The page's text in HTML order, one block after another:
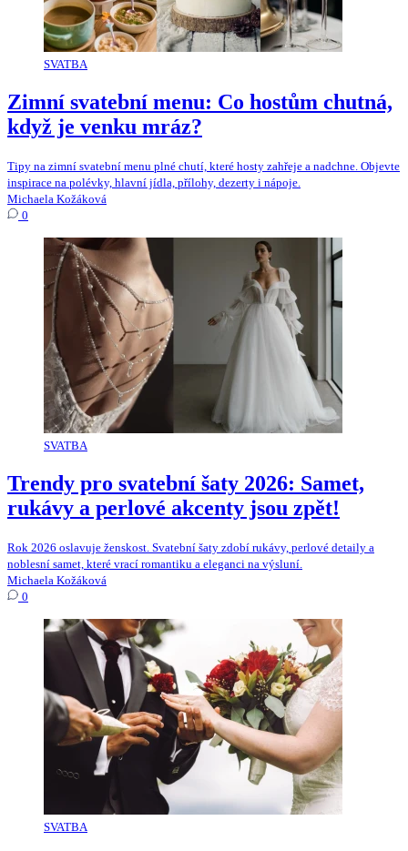
SVATBA
Zimní svatební menu: Co hostům chutná,
když je venku mráz?
Tipy na zimní svatební menu plné chutí, které hosty zahřeje a nadchne. Objevte
inspirace na polévky, hlavní jídla, přílohy, dezerty i nápoje.
Michaela Kožáková
0
SVATBA
Trendy pro svatební šaty 2026: Samet,
rukávy a perlové akcenty jsou zpět!
Rok 2026 oslavuje ženskost. Svatební šaty zdobí rukávy, perlové detaily a
noblesní samet, které vrací romantiku a eleganci na výsluní.
Michaela Kožáková
0
SVATBA